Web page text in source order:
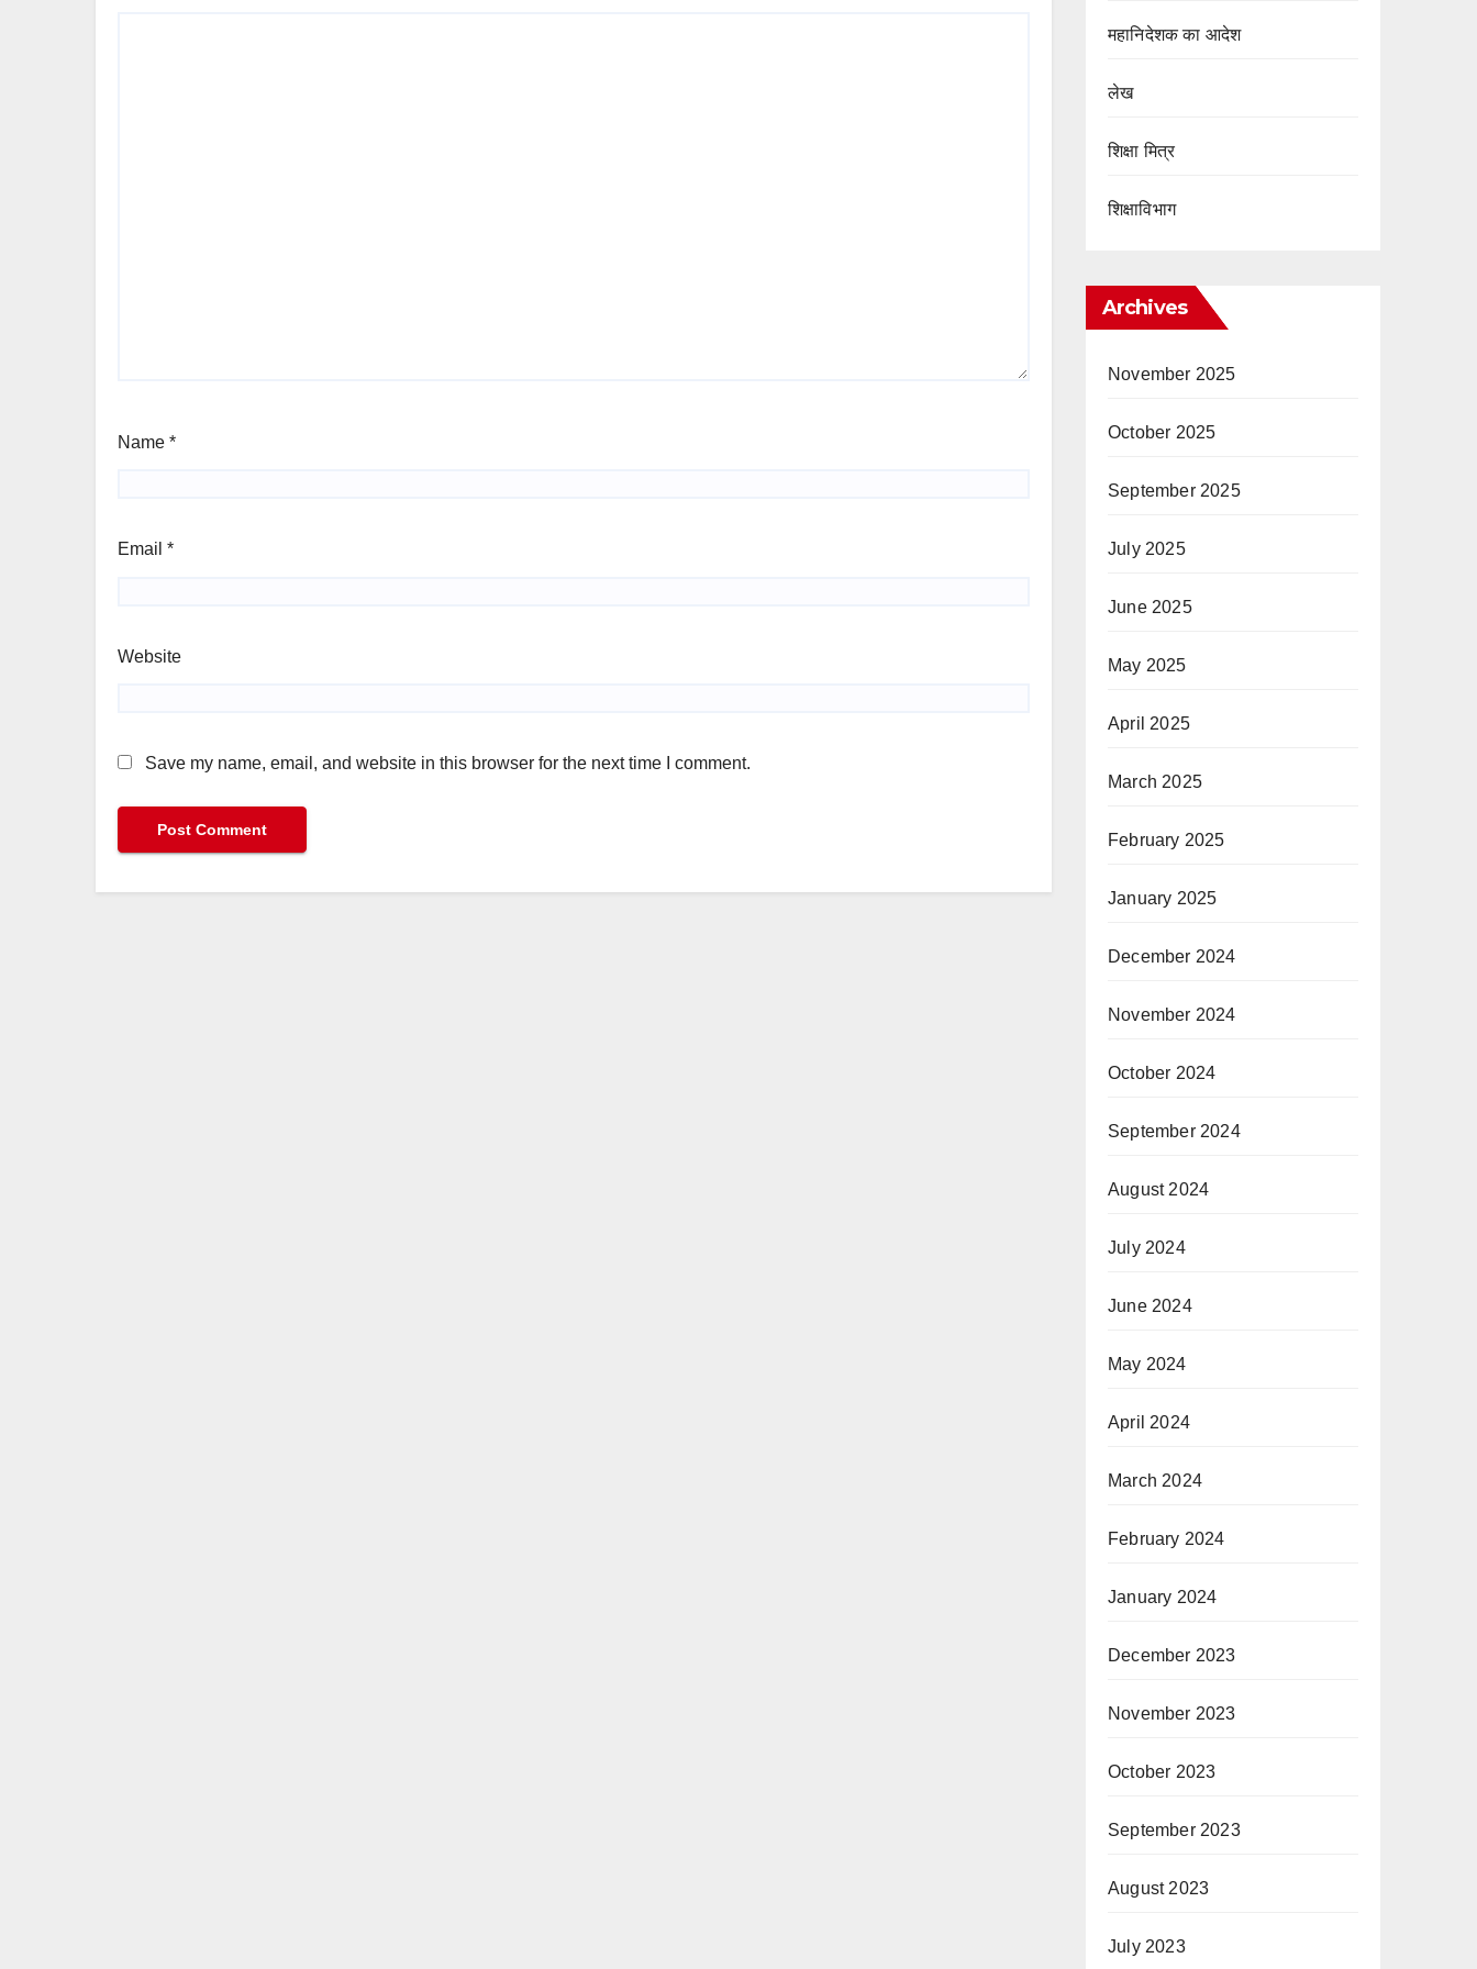
Name *
Email *
Website
Save my name, email, and website in this browser for the next time I comment.
महानिदेशक का आदेश
लेख
शिक्षा मित्र
शिक्षाविभाग
Archives
November 2025
October 2025
September 2025
July 2025
June 2025
May 2025
April 2025
March 2025
February 2025
January 2025
December 2024
November 2024
October 2024
September 2024
August 2024
July 2024
June 2024
May 2024
April 2024
March 2024
February 2024
January 2024
December 2023
November 2023
October 2023
September 2023
August 2023
July 2023